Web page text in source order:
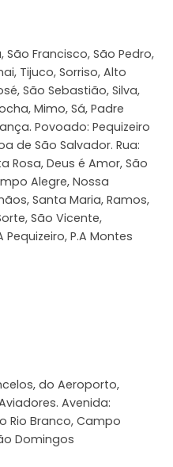
Francisco, São Pedro,
Tijuco, Sorriso, Alto
São Sebastião, Silva,
Mimo, Sá, Padre
Povoado: Pequizeiro
de São Salvador. Rua:
Rosa, Deus é Amor, São
Alegre, Nossa
Santa Maria, Ramos,
São Vicente,
P.A Montes
do Aeroporto,
Avenida:
Rio Branco, Campo
Domingos